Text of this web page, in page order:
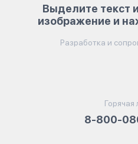
Выделите текст
изображение и
Разработка и
Горячая
8-800-